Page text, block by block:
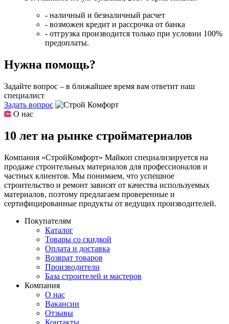
- наличный и безналичный расчет
- возможен кредит и рассрочка от банка
- отгрузка производится только при условии 100%
предоплаты.
Нужна помощь?
Задайте вопрос – в ближайшее время вам ответит наш
специалист
Задать вопрос
О нас
10 лет на рынке стройматериалов
Компания «СтройКомфорт» Майкоп специализируется на
продаже строительных материалов для профессионалов и
частных клиентов. Мы понимаем, что успешное
строительство и ремонт зависят от качества используемых
материалов, поэтому предлагаем проверенные и
сертифицированные продукты от ведущих производителей.
Покупателям
Каталог
Товары со скидкой
Оплата и доставка
Возврат товаров
Производители
База строителей и мастеров
Компания
О нас
Вакансии
Отзывы
Контакты